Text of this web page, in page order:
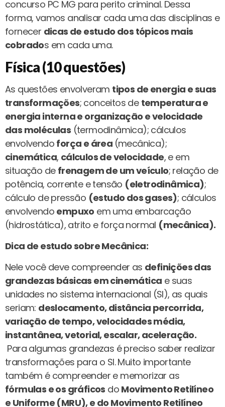
concurso PC MG para perito criminal. Dessa
forma, vamos analisar cada uma das disciplinas e
fornecer dicas de estudo dos tópicos mais
cobrados em cada uma.
Física (10 questões)
As questões envolveram tipos de energia e suas
transformações; conceitos de temperatura e
energia interna e organização e velocidade
das moléculas (termodinâmica); cálculos
envolvendo força e área (mecânica);
cinemática, cálculos de velocidade, e em
situação de frenagem de um veículo; relação de
potência, corrente e tensão (eletrodinâmica);
cálculo de pressão (estudo dos gases); cálculos
envolvendo empuxo em uma embarcação
(hidrostática), atrito e força normal (mecânica).
Dica de estudo sobre Mecânica:
Nele você deve compreender as definições das
grandezas básicas em cinemática e suas
unidades no sistema internacional (SI), as quais
seriam: deslocamento, distância percorrida,
variação de tempo, velocidades média,
instantânea, vetorial, escalar, aceleração.
Para algumas grandezas é preciso saber realizar
transformações para o SI. Muito importante
também é compreender e memorizar as
fórmulas e os gráficos do Movimento Retilíneo
e Uniforme (MRU), e do Movimento Retilíneo